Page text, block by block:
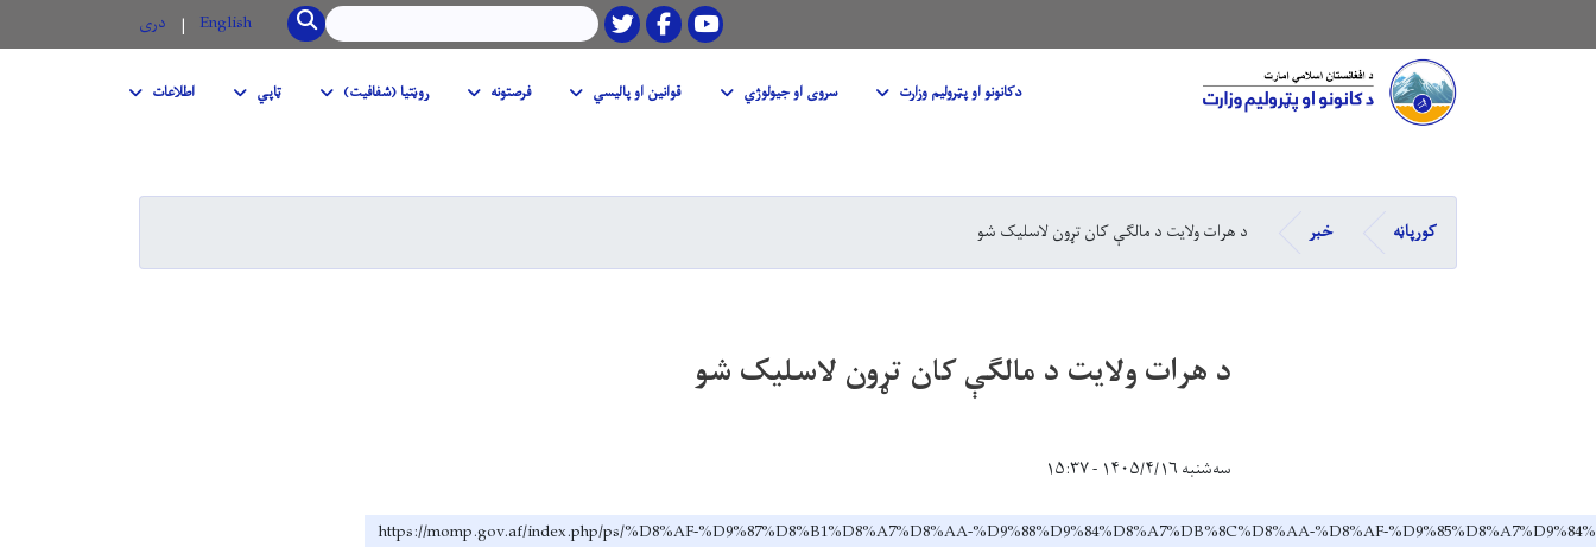
Youtube
Facebook
Twitter
لټون SEARCH
English دری
Main navigation دکانونو او پټرولیم وزارت سروی او جیولوژي قوانین او پالیسي فرصتونه روڼتیا (شفافیت) ټاپي اطلاعات
کورپاڼه خبر د هرات ولایت د مالګې کان تړون لاسلیک شو
د هرات ولایت د مالګې کان تړون لاسلیک شو
سه‌شنبه ۱۴۰۵/۴/۱۶ - ۱۵:۳۷
https://momp.gov.af/index.php/ps/%D8%AF-%D9%87%D8%B1%D8%A7%D8%AA-%D9%88%D9%84%D8%A7%DB%8C%D8%AA-%D8%AF-